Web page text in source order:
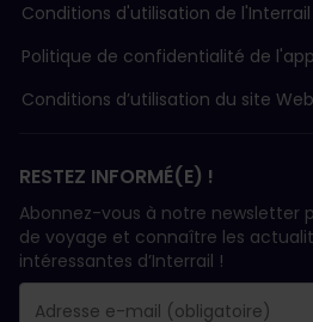
Conditions d'utilisation de l'Interrail
Politique de confidentialité de
Conditions d’utilisation du site Web
RESTEZ INFORMÉ(E) !
Abonnez-vous à notre newsletter
de voyage et connaître les
intéressantes d’Interrail !